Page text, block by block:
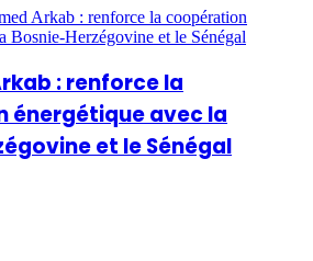
: renforce la
énergétique avec la
et le Sénégal